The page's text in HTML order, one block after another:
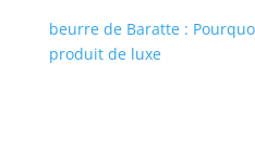
beurre de Baratte :
produit de luxe